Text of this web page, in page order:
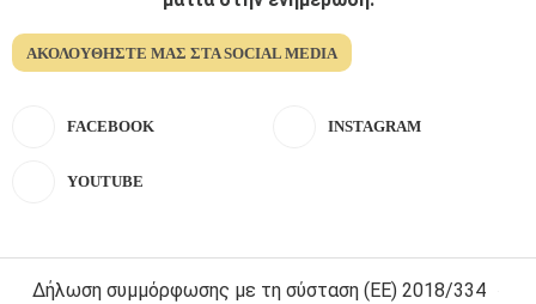
ΑΚΟΛΟΥΘΉΣΤΕ ΜΑΣ ΣΤΑ SOCIAL MEDIA
FACEBOOK INSTAGRAM
YOUTUBE
Δήλωση συμμόρφωσης με τη σύσταση (ΕΕ) 2018/334